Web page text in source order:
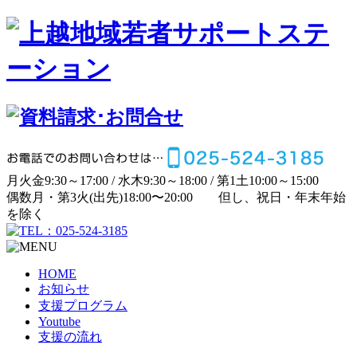
月 火金9:30～17:00 / 水木9:30～18:00 /第1土10:00～15:00
偶数月・第3火(出先)18:00〜20:00 但し、祝日・年末年始
を除く
HOME
お知らせ
支援プログラム
Youtube
支援の流れ